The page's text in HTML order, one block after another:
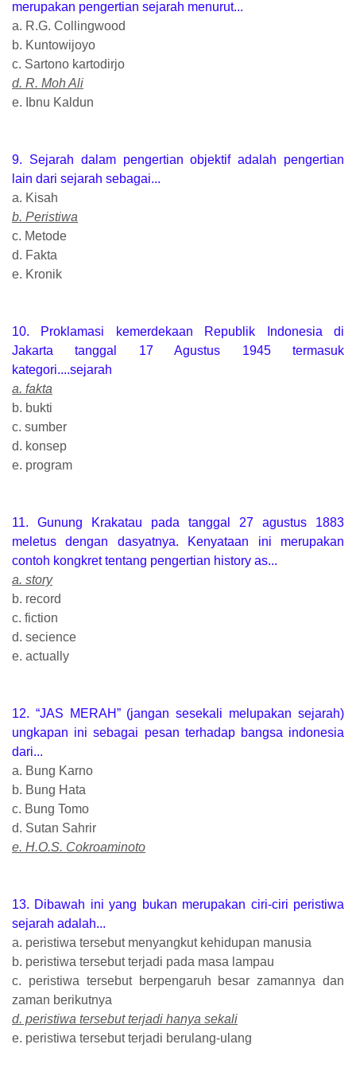
merupakan pengertian sejarah menurut...
a. R.G. Collingwood
b. Kuntowijoyo
c. Sartono kartodirjo
d. R. Moh Ali
e. Ibnu Kaldun
9. Sejarah dalam pengertian objektif adalah pengertian
lain dari sejarah sebagai...
a. Kisah
b. Peristiwa
c. Metode
d. Fakta
e. Kronik
10. Proklamasi kemerdekaan Republik Indonesia di
Jakarta tanggal 17 Agustus 1945 termasuk
kategori....sejarah
a. fakta
b. bukti
c. sumber
d. konsep
e. program
11. Gunung Krakatau pada tanggal 27 agustus 1883
meletus dengan dasyatnya. Kenyataan ini merupakan
contoh kongkret tentang pengertian history as...
a. story
b. record
c. fiction
d. secience
e. actually
12. “JAS MERAH” (jangan sesekali melupakan sejarah)
ungkapan ini sebagai pesan terhadap bangsa indonesia
dari...
a. Bung Karno
b. Bung Hata
c. Bung Tomo
d. Sutan Sahrir
e. H.O.S. Cokroaminoto
13. Dibawah ini yang bukan merupakan ciri-ciri peristiwa
sejarah adalah...
a. peristiwa tersebut menyangkut kehidupan manusia
b. peristiwa tersebut terjadi pada masa lampau
c. peristiwa tersebut berpengaruh besar zamannya dan
zaman berikutnya
d. peristiwa tersebut terjadi hanya sekali
e. peristiwa tersebut terjadi berulang-ulang